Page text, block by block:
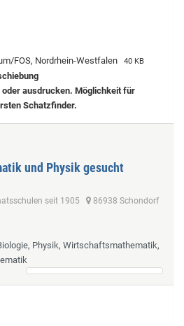
FOS, Nordrhein-Westfalen 40 KB
ausdrucken. Möglichkeit für
Schatzfinder.
und Physik gesucht
seit 1905
86938 Schondorf
Physik, Wirtschaftsmathematik,